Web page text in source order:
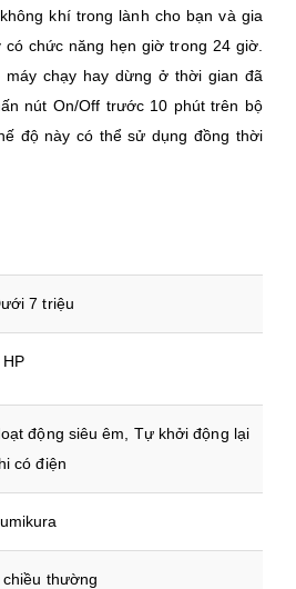
khí trong lành cho bạn và gia
chức năng hẹn giờ trong 24 giờ.
máy chạy hay dừng ở thời gian đã
nút On/Off trước 10 phút trên bộ
độ này có thể sử dụng đồng thời
7 triệu
HP
động siêu êm, Tự khởi động lại
có điện
chiều thường